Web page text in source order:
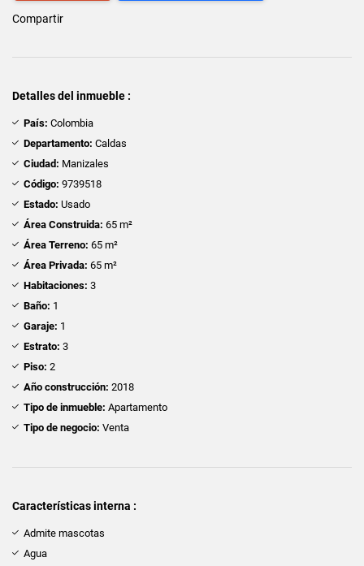
Compartir
Detalles del inmueble :
País: Colombia
Departamento: Caldas
Ciudad: Manizales
Código: 9739518
Estado: Usado
Área Construida: 65 m²
Área Terreno: 65 m²
Área Privada: 65 m²
Habitaciones: 3
Baño: 1
Garaje: 1
Estrato: 3
Piso: 2
Año construcción: 2018
Tipo de inmueble: Apartamento
Tipo de negocio: Venta
Características interna :
Admite mascotas
Agua